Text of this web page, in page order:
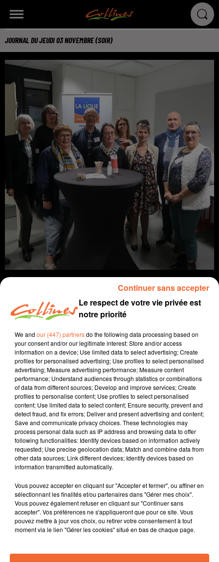
JOURNAL DU JEUDI 03 NOVEMBRE (SOIR)
info
3 novembre 2022 - 13 min 21 sec
JOURNAL DU JEUDI 03 NOVEMBRE (SOIR)
Fabien Gazeau
L'info près de chez vous
Présenté par Fabien Gazeau
- L'antenne de la Ligue contre le cancer a été inauguré
hier soir à Bressuire (photo)
- L'ARS Nouvelle-Aquitaine organise plusieurs
concertations par département.
- L'Ardibb juge les annonces du Gouvernement du
projet de loi immigration.
- Marie Surgelés recrute une cinquantaine de
personnes en CDI...
- Le salon du chocolat qui va accueillir plusieurs
milliers de visiteurs ce WE à Aiffres
0:00 13 min 21 sec
Le respect de votre vie privée est
notre priorité
We and our (447) partnersdo the following data processing based on
your consent and/or our legitimate interest: Store and/or access
information on a device; Use limited data to select advertising; Create
profiles for personalised advertising; Use profiles to select personalised
advertising; Measure advertising performance; Measure content
performance; Understand audiences through statistics or combinations
of data from different sources; Develop and improve services; Create
profiles to personalise content; Use profiles to select personalised
content; Use limited data to select content; Ensure security, prevent and
detect fraud, and fix errors; Deliver and present advertising and content;
Save and communicate privacy choices. These technologies may
process personal data such as IP address and browsing data to offer
following functionalities: Identify devices based on information actively
requested; Use precise geolocation data; Match and combine data from
other data sources; Link different devices; Identify devices based on
information transmitted automatically.
Vous pouvez accepter en cliquant sur "Accepter et fermer", ou affiner en
sélectionnant les finalités et/ou partenaires dans "Gérer mes choix".
Vous pouvez également refuser en cliquant sur "Continuer sans
accepter". Vos préférences ne s'appliqueront que pour ce site. Vous
pouvez mettre à jour vos choix, ou retirer votre consentement à tout
moment via le lien "Gérer les cookies" situé en bas de chaque page.
Continuer sans accepter